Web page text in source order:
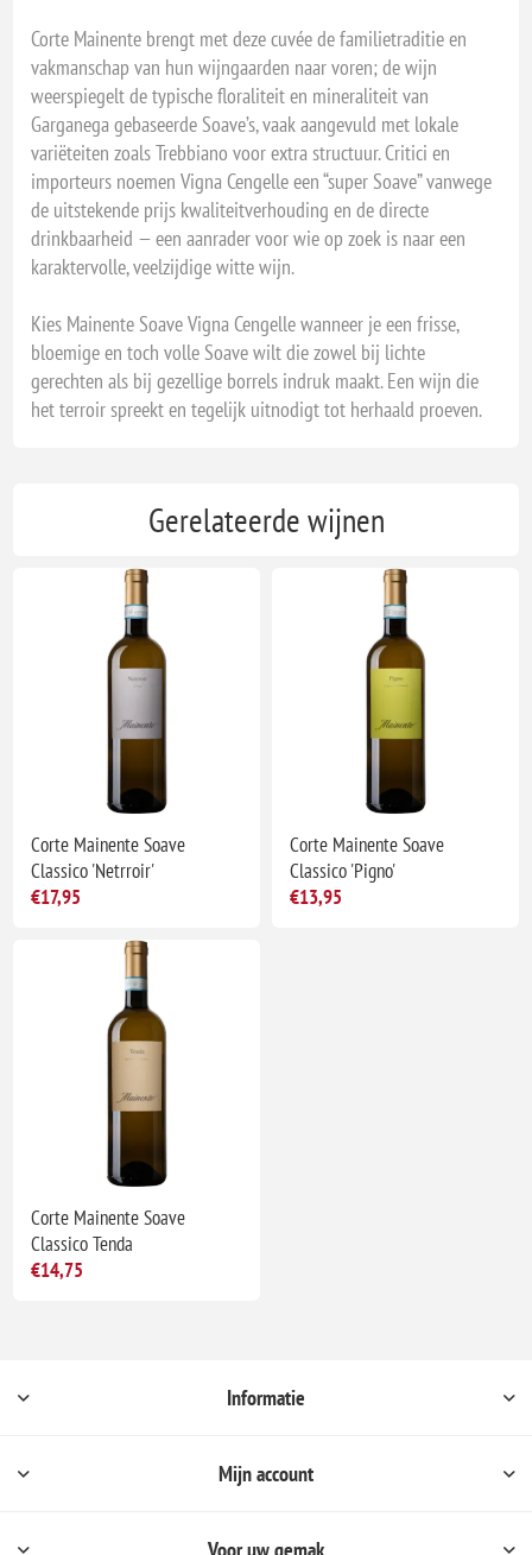
Corte Mainente brengt met deze cuvée de familietraditie en
vakmanschap van hun wijngaarden naar voren; de wijn
weerspiegelt de typische floraliteit en mineraliteit van
Garganega gebaseerde Soave’s, vaak aangevuld met lokale
variëteiten zoals Trebbiano voor extra structuur. Critici en
importeurs noemen Vigna Cengelle een “super Soave” vanwege
de uitstekende prijs kwaliteitverhouding en de directe
drinkbaarheid — een aanrader voor wie op zoek is naar een
karaktervolle, veelzijdige witte wijn.
Kies Mainente Soave Vigna Cengelle wanneer je een frisse,
bloemige en toch volle Soave wilt die zowel bij lichte
gerechten als bij gezellige borrels indruk maakt. Een wijn die
het terroir spreekt en tegelijk uitnodigt tot herhaald proeven.
Gerelateerde wijnen
Corte Mainente Soave
Classico 'Netrroir'
€17,95
Corte Mainente Soave
Classico 'Pigno'
€13,95
Corte Mainente Soave
Classico Tenda
€14,75
Informatie
Mijn account